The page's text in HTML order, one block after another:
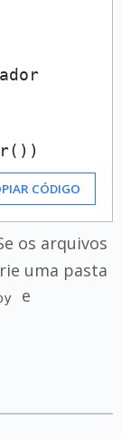
CÓDIGO
os arquivos
uma pasta
e